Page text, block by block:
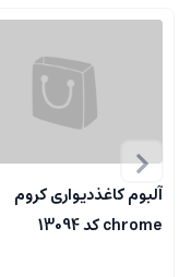
آلبوم کاغذدیواری کروم
chrome کد 13094